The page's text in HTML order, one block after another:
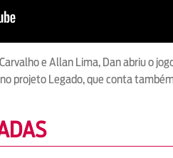
e Allan Lima, Dan abriu o
projeto Legado, que conta